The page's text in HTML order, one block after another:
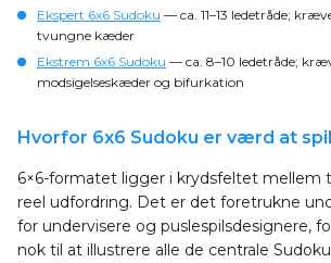
Ekspert 6x6 Sudoku — ca. 11–13 ledetråde;
tvungne kæder
Ekstrem 6x6 Sudoku — ca. 8–10 ledetråde;
modsigelseskæder og bifurkation
Hvorfor 6x6 Sudoku er værd at
6×6-formatet ligger i krydsfeltet
reel udfordring. Det er det foretrukne
for undervisere og puslespilsdesignere,
nok til at illustrere alle de centrale